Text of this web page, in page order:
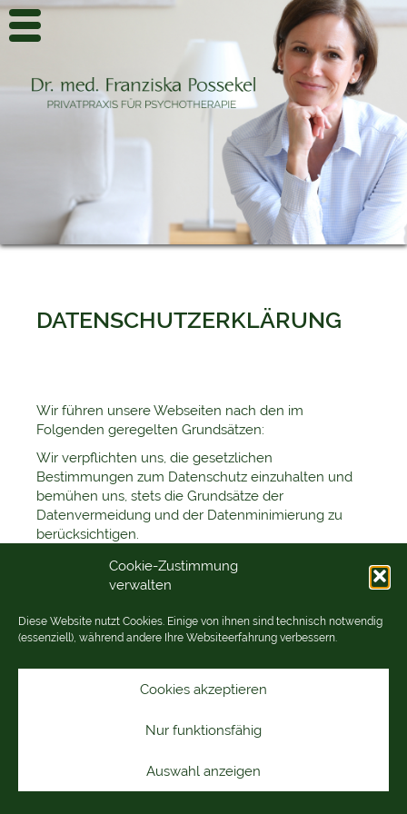
Cookie-Zustimmung
verwalten
Diese Website nutzt Cookies. Einige von ihnen sind technisch notwendig
(essenziell), während andere Ihre Websiteerfahrung verbessern.
Cookies akzeptieren
Nur funktionsfähig
Auswahl anzeigen
DATENSCHUTZERKLÄRUNG
Wir führen unsere Webseiten nach den im
Folgenden geregelten Grundsätzen:
Wir verpflichten uns, die gesetzlichen
Bestimmungen zum Datenschutz einzuhalten und
bemühen uns, stets die Grundsätze der
Datenvermeidung und der Datenminimierung zu
berücksichtigen.
1. NAME UND ANSCHRIFT DES
VERANTWORTLICHEN
Grundverordnung und anderer nationaler
Datenschutzgesetze der Mitgliedsstaaten der
Europäischen Union sowie sonstiger
datenschutzrechtlicher Bestimmungen ist:
Neubronnerstraße 1